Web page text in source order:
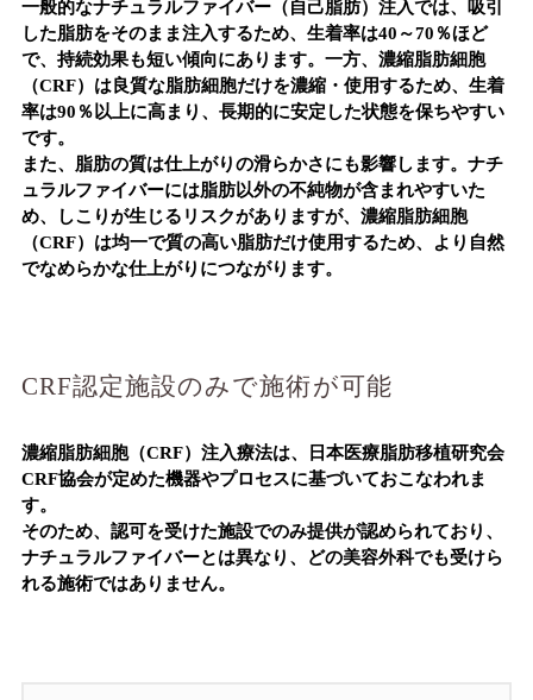
一般的なナチュラルファイバー（自己脂肪）注入では、吸引
した脂肪をそのまま注入するため、生着率は40～70％ほど
で、持続効果も短い傾向にあります。一方、濃縮脂肪細胞
（CRF）は良質な脂肪細胞だけを濃縮・使用するため、生着
率は90％以上に高まり、長期的に安定した状態を保ちやすい
です。
また、脂肪の質は仕上がりの滑らかさにも影響します。ナチ
ュラルファイバーには脂肪以外の不純物が含まれやすいた
め、しこりが生じるリスクがありますが、濃縮脂肪細胞
（CRF）は均一で質の高い脂肪だけ使用するため、より自然
でなめらかな仕上がりにつながります。
CRF認定施設のみで施術が可能
濃縮脂肪細胞（CRF）注入療法は、日本医療脂肪移植研究会
CRF協会が定めた機器やプロセスに基づいておこなわれま
す。
そのため、認可を受けた施設でのみ提供が認められており、
ナチュラルファイバーとは異なり、どの美容外科でも受けら
れる施術ではありません。